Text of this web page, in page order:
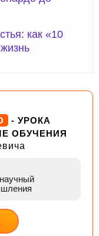
как «10
- УРОКА
ОБУЧЕНИЯ